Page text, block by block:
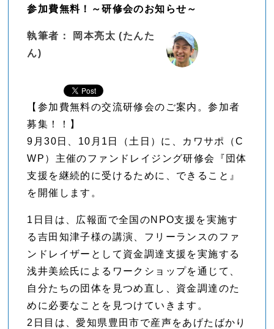
参加費無料！～研修会のお知らせ～
執筆者： 岡本亮太 (たんた
ん)
【参加費無料の交流研修会のご案内。参加者
募集！！】
9月30日、10月1日（土日）に、カワサポ（C
WP）主催のファンドレイジング研修会『団体
支援を継続的に受けるために、できること』
を開催します。
1日目は、広報面で全国のNPO支援を実施す
る吉田知津子様の講演、フリーランスのファ
ンドレイザーとして資金調達支援を実施する
浅井美絵氏によるワークショップを通じて、
自分たちの団体を見つめ直し、資金調達のた
めに必要なことを見つけていきます。
2日目は、愛知県豊田市で産声をあげたばかり